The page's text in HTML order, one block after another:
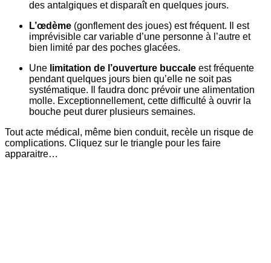
des antalgiques et disparaît en quelques jours.
L’œdème (gonflement des joues) est fréquent. Il est
imprévisible car variable d’une personne à l’autre et
bien limité par des poches glacées.
Une limitation de l’ouverture buccale est fréquente
pendant quelques jours bien qu’elle ne soit pas
systématique. Il faudra donc prévoir une alimentation
molle. Exceptionnellement, cette difficulté à ouvrir la
bouche peut durer plusieurs semaines.
Tout acte médical, même bien conduit, recèle un risque de
complications. Cliquez sur le triangle pour les faire
apparaitre…